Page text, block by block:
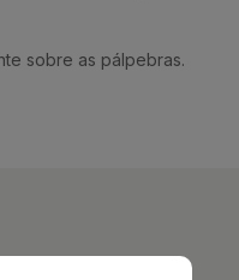
sobre as pálpebras.